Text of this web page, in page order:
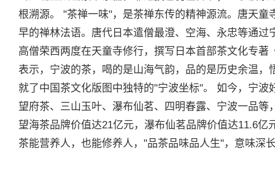
根溯源。 "茶禅一味"，是茶禅东传的精神源流。唐天
早的禅林法语。唐代日本遣僧最澄、空海、永忠等通
高僧荣西两度在天童寺修行，撰写日本首部茶文化专
表示，宁波的茶，喝的是山海气韵，品的是历史余温
就了中国茶文化版图中独特的"宁波坐标"。 如今，宁
望府茶、三山玉叶、瀑布仙茗、四明春露、宁波一品
望海茶品牌价值达21亿元，瀑布仙茗品牌价值达11.6
茶能营养人，也能修养人，"品茶品味品人生"，意味深